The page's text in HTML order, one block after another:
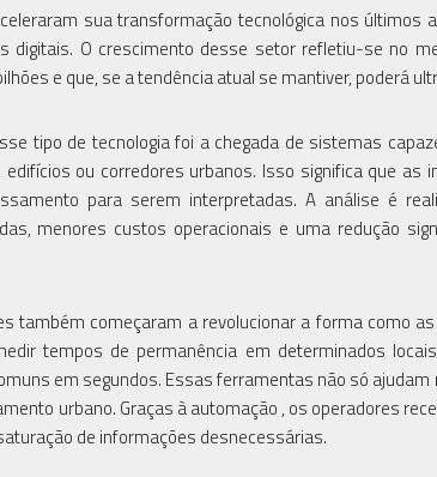
sua transformação tecnológica nos últimos
digitais. O crescimento desse setor refletiu-se no
e que, se a tendência atual se mantiver, poderá
tipo de tecnologia foi a chegada de sistemas
ou corredores urbanos. Isso significa que as
para serem interpretadas. A análise é
menores custos operacionais e uma redução
também começaram a revolucionar a forma como
tempos de permanência em determinados
em segundos. Essas ferramentas não só
urbano. Graças à automação , os operadores
de informações desnecessárias.